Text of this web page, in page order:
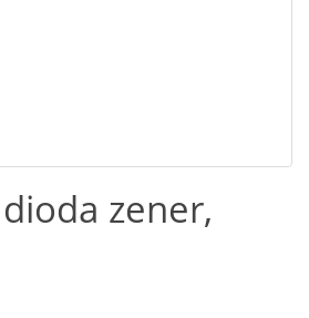
zener,